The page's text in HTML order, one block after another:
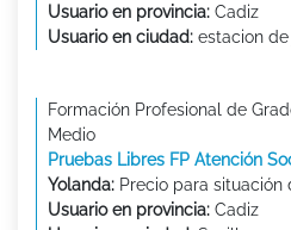
Usuario en provincia: Cadiz
Usuario en ciudad: estacion
Formación Profesional de
Medio
Pruebas Libres FP Atención
Yolanda: Precio para situación
Usuario en provincia: Cadiz